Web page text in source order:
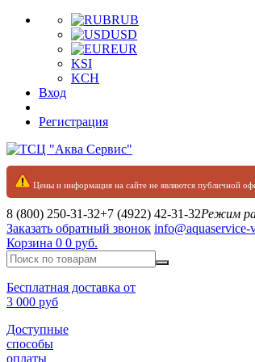
RUB
USD
EUR
KSI
KCH
Вход
Регистрация
Цены и информация на сайте не являются публичной
8 (800) 250-31-32+7 (4922) 42-31-32Режим
Заказать обратный звонок info@aquaservice-
Корзина 0 0 руб.
Бесплатная доставка от
3 000 руб
Доступные
способы
оплаты